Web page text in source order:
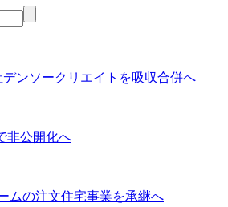
ンソークリエイトを吸収合併へ
非公開化へ
ムの注文住宅事業を承継へ